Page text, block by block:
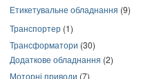
Етикетувальне обладнання (9)
Транспортер (1)
Трансформатори (30)
Додаткове обладнання (2)
Моторні приводи (7)